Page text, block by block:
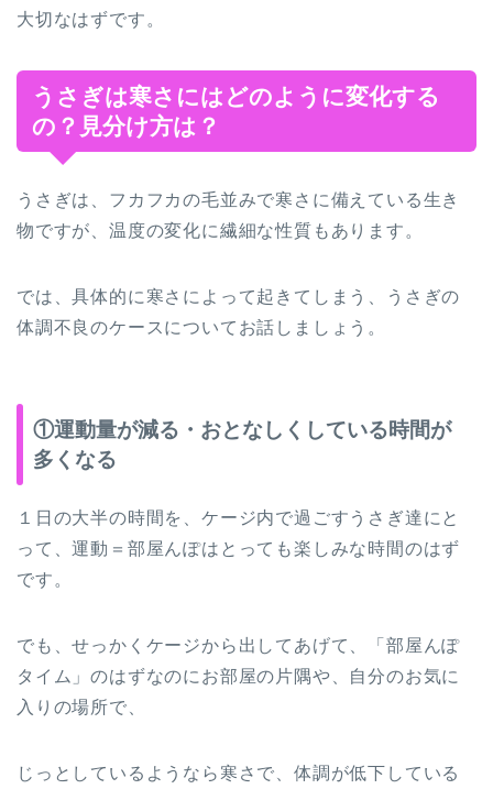
大切なはずです。
うさぎは寒さにはどのように変化する
の？見分け方は？
うさぎは、フカフカの毛並みで寒さに備えている生き
物ですが、温度の変化に繊細な性質もあります。
では、具体的に寒さによって起きてしまう、うさぎの
体調不良のケースについてお話しましょう。
①運動量が減る・おとなしくしている時間が
多くなる
１日の大半の時間を、ケージ内で過ごすうさぎ達にと
って、運動＝部屋んぽはとっても楽しみな時間のはず
です。
でも、せっかくケージから出してあげて、「部屋んぽ
タイム」のはずなのにお部屋の片隅や、自分のお気に
入りの場所で、
じっとしているようなら寒さで、体調が低下している